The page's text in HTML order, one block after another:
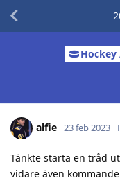
alfie 23 feb 2023
Tänkte starta en tråd
vidare även